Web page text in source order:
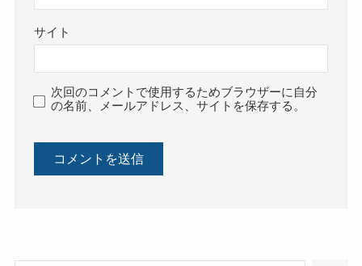
サイト
次回のコメントで使用するためブラウザーに自分
の名前、メールアドレス、サイトを保存する。